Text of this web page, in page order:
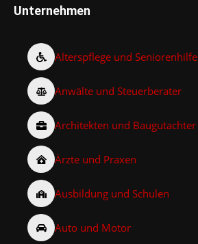
Unternehmen
Alterspflege und Seniorenhilfe
Anwälte und Steuerberater
Architekten und Baugutachter
Ärzte und Praxen
Ausbildung und Schulen
Auto und Motor